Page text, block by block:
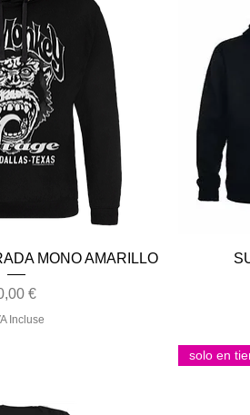
rapide
MONO AMARILLO
€
Incluse
solo en